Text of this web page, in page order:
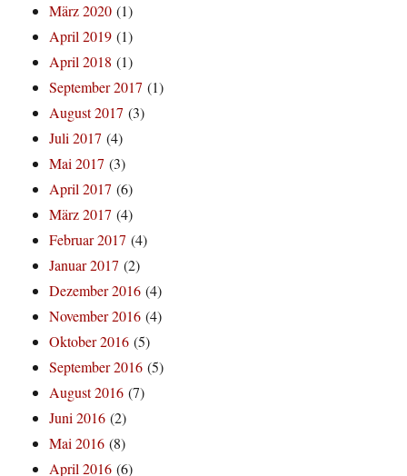
März 2020 (1)
April 2019 (1)
April 2018 (1)
September 2017 (1)
August 2017 (3)
Juli 2017 (4)
Mai 2017 (3)
April 2017 (6)
März 2017 (4)
Februar 2017 (4)
Januar 2017 (2)
Dezember 2016 (4)
November 2016 (4)
Oktober 2016 (5)
September 2016 (5)
August 2016 (7)
Juni 2016 (2)
Mai 2016 (8)
April 2016 (6)